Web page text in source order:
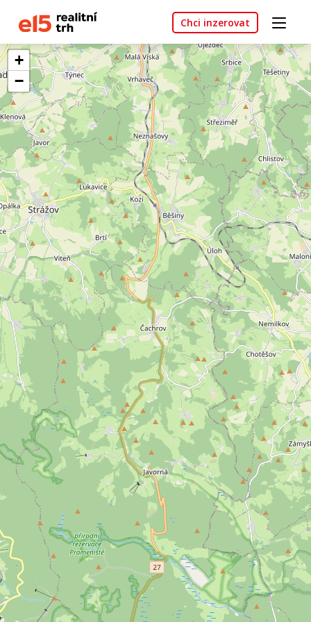
Chci inzerovat
+
−